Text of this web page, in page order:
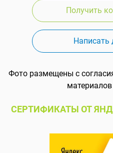
Получить
Написать
Фото размещены с
СЕРТИФИКАТЫ ОТ